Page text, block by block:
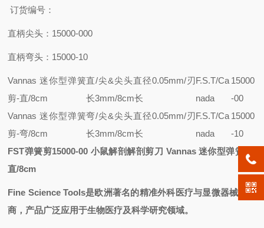
订货编号：
直柄尖头：15000-000
直柄弯头：15000-10
Vannas 迷你型弹簧
剪-直/8cm
直/尖&尖头直径0.05mm/刃
长3mm/8cm长
F.S.T/Ca
nada
15000
-00
Vannas 迷你型弹簧
剪-弯/8cm
弯/尖&尖头直径0.05mm/刃
长3mm/8cm长
F.S.T/Ca
nada
15000
-10
FST弹簧剪15000-00 小鼠解剖解剖剪刀 Vannas 迷你型弹簧剪-
直/8cm
Fine Science Tools是欧洲著名的精准外科医疗与显微器械销售
商，产品广泛应用于生物医疗及科学研究领域。